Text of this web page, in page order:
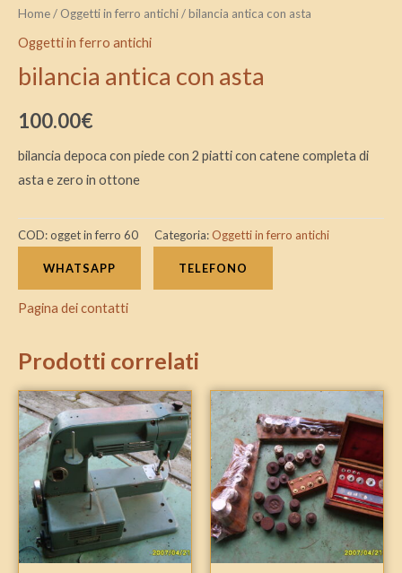
Home/ Oggetti in ferro antichi/ bilancia antica con asta
Oggetti in ferro antichi
bilancia antica con asta
100.00€
bilancia depoca con piede con 2 piatti con catene completa di
asta e zero in ottone
COD:ogget in ferro 60 Categoria: Oggetti in ferro antichi
WHATSAPP TELEFONO
Pagina dei contatti
Prodotti correlati